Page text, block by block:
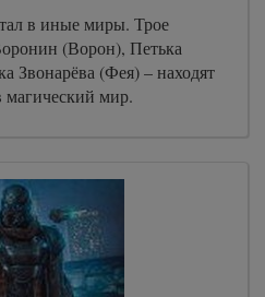
в иные миры. Трое
(Ворон), Петька
Звонарёва (Фея) – находят
магический мир.